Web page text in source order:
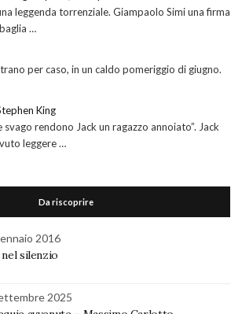
leggenda torrenziale. Giampaolo Simi una firma
…
per caso, in un caldo pomeriggio di giugno.
King
rendono Jack un ragazzo annoiato”. Jack
leggere …
Da riscoprire
2016
silenzio
2025